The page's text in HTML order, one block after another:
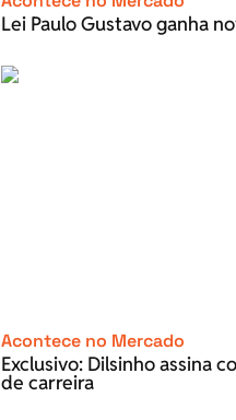
Lei Paulo Gustavo ganha
Acontece no Mercado
Exclusivo: Dilsinho assina
de carreira